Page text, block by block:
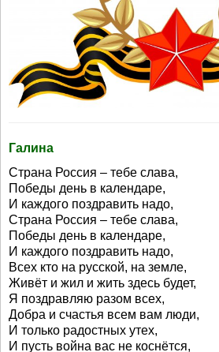
Галина
Страна Россия – тебе слава,
Победы день в календаре,
И каждого поздравить надо,
Страна Россия – тебе слава,
Победы день в календаре,
И каждого поздравить надо,
Всех кто на русской, на земле,
Живёт и жил и жить здесь будет,
Я поздравляю разом всех,
Добра и счастья всем вам люди,
И только радостных утех,
И пусть война вас не коснётся,